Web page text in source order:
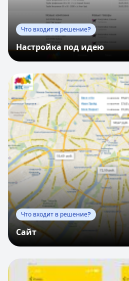
Что входит в решение?
Настройка под идею
Что входит в решение?
Сайт